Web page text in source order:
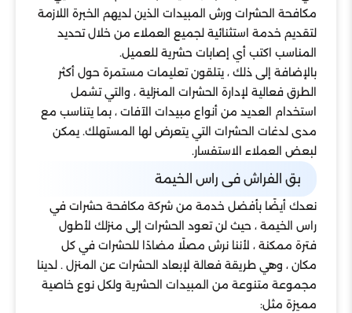
مكافحة الحشرات ورش المبيدات الذين لديهم الخبرة اللازمة
لتقديم خدمة استثنائية لجميع العملاء من خلال تحديد
المناسب اكتب أي إصابات حشرية للعميل.
بالإضافة إلى ذلك ، يتلقون تعليمات مستمرة حول أكثر
الطرق فعالية لإدارة الحشرات المنزلية ، والتي تشمل
استخدام العديد من أنواع مبيدات الآفات ، بما يتناسب مع
مدى لدغات الحشرات التي يتعرض لها المستهلك. يمكن
لبعض العملاء الاستفسار.
بق الفراش فى راس الخيمة
نعدك أيضًا بأفضل خدمة من شركة مكافحة حشرات في
راس الخيمة ، حيث لن تعود الحشرات إلى منزلك لأطول
فترة ممكنة ، لأننا نرش مصلًا مضادًا للحشرات في كل
مكان ، وهي طريقة فعالة لإبعاد الحشرات عن المنزل . لدينا
مجموعة متنوعة من المبيدات الحشرية ولكل نوع خاصية
مميزة مثل: